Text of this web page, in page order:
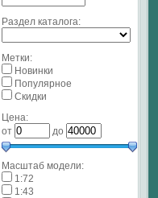
Раздел каталога:
Метки:
Новинки
Популярное
Скидки
Цена:
от
до
Масштаб модели:
1:72
1:43